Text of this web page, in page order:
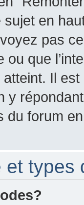
en
pas
ou que
atteint. Il
y
du forum
et types